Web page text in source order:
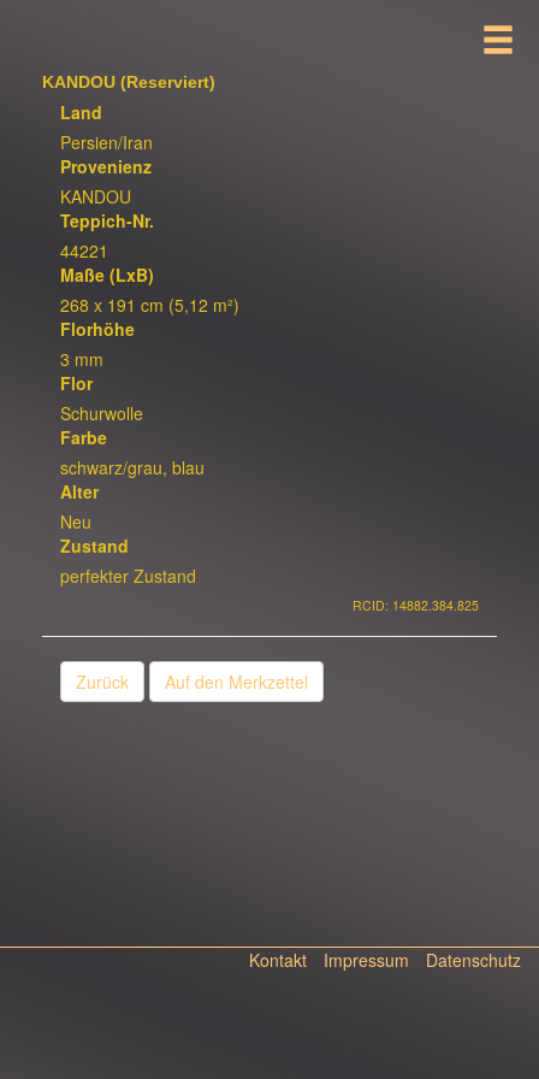
KANDOU (Reserviert)
Land
Persien/Iran
Provenienz
KANDOU
Teppich-Nr.
44221
Maße (LxB)
268 x 191 cm (5,12 m²)
Florhöhe
3 mm
Flor
Schurwolle
Farbe
schwarz/grau, blau
Alter
Neu
Zustand
perfekter Zustand
RCID: 14882.384.825
Zurück Auf den Merkzettel
Kontakt Impressum Datenschutz